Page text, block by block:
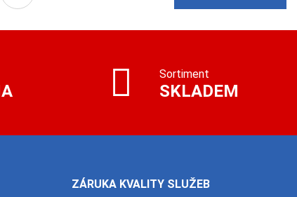
Sortiment
SKLADEM
ZÁRUKA KVALITY SLUŽEB